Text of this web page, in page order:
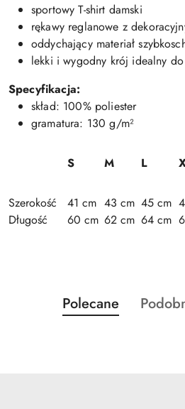
sportowy T-shirt damski
rękawy reglanowe z
oddychający materiał
lekki i wygodny krój idealny
Specyfikacja:
skład: 100% poliester
gramatura: 130 g/m²
S M L
Szerokość 41 cm 43 cm 45 cm
Długość
60 cm 62 cm 64 cm
Pomiń karuzelę produktów
Produkty
o
Polecane